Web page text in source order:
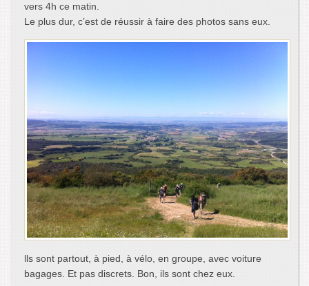
vers 4h ce matin.
Le plus dur, c’est de réussir à faire des photos sans eux.
lls sont partout, à pied, à vélo, en groupe, avec voiture
bagages. Et pas discrets. Bon, ils sont chez eux.